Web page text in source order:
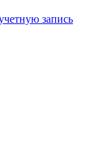
запись